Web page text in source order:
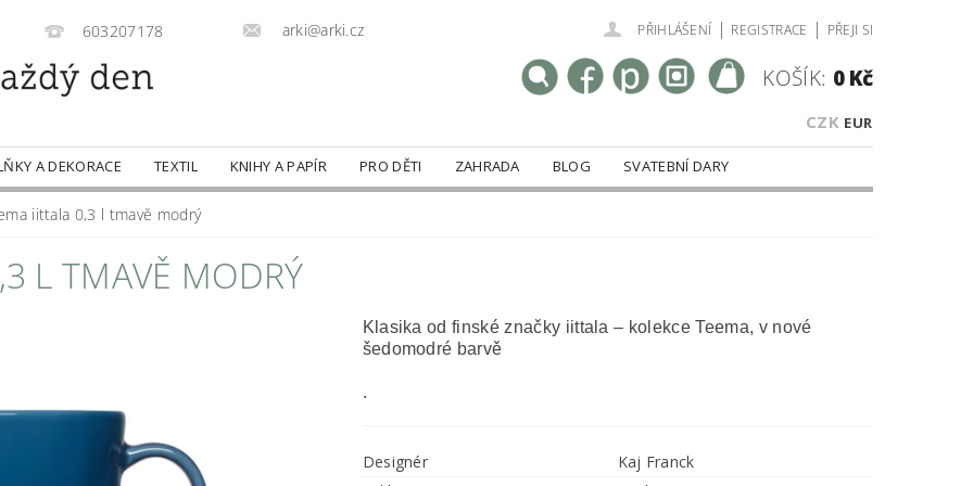
603207178 arki@arki.cz PŘIHLÁŠENÍ | REGISTRACE | PŘEJI SI
CZK EUR
KOŠÍK: 0 Kč
A DEKORACE TEXTIL KNIHY A PAPÍR PRO DĚTI ZAHRADA BLOG SVATEBNÍ DARY
iittala 0,3 l tmavě modrý
L TMAVĚ MODRÝ
Klasika od finské značky iittala – kolekce Teema, v nové
šedomodré barvě
.
Designér
Kaj Franck